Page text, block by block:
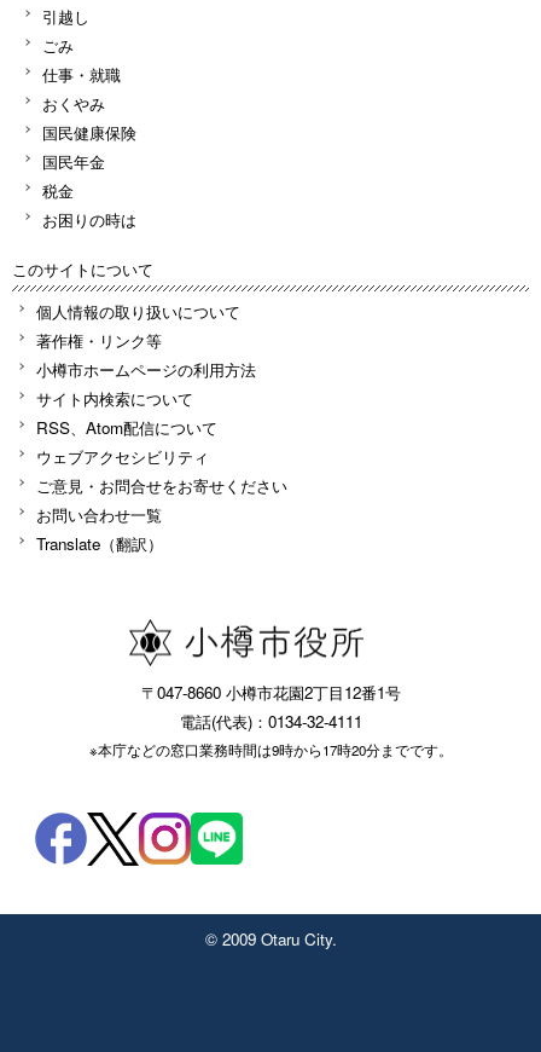
引越し
ごみ
仕事・就職
おくやみ
国民健康保険
国民年金
税金
お困りの時は
このサイトについて
個人情報の取り扱いについて
著作権・リンク等
小樽市ホームページの利用方法
サイト内検索について
RSS、Atom配信について
ウェブアクセシビリティ
ご意見・お問合せをお寄せください
お問い合わせ一覧
Translate（翻訳）
〒047-8660 小樽市花園2丁目12番1号
電話(代表)：0134-32-4111
※本庁などの窓口業務時間は9時から17時20分までです。
© 2009 Otaru City.